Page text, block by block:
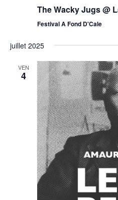
The Wacky Jugs @
Festival A Fond D'Cale
juillet 2025
VEN
4